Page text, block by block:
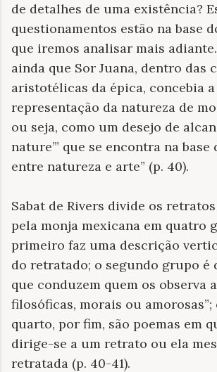
de detalhes de uma existência?
questionamentos estão na base
que iremos analisar mais
ainda que Sor Juana, dentro das
aristotélicas da épica, concebia a
representação da natureza de
ou seja, como um desejo de
nature’” que se encontra na
entre natureza e arte” (p. 40).
Sabat de Rivers divide os
pela monja mexicana em quatro
primeiro faz uma descrição
do retratado; o segundo grupo é
que conduzem quem os observa
filosóficas, morais ou
quarto, por fim, são poemas em
dirige-se a um retrato ou ela
retratada (p. 40-41).